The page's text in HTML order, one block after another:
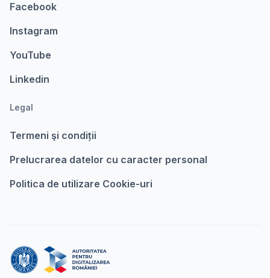
Facebook
Instagram
YouTube
Linkedin
Legal
Termeni şi condiții
Prelucrarea datelor cu caracter personal
Politica de utilizare Cookie-uri